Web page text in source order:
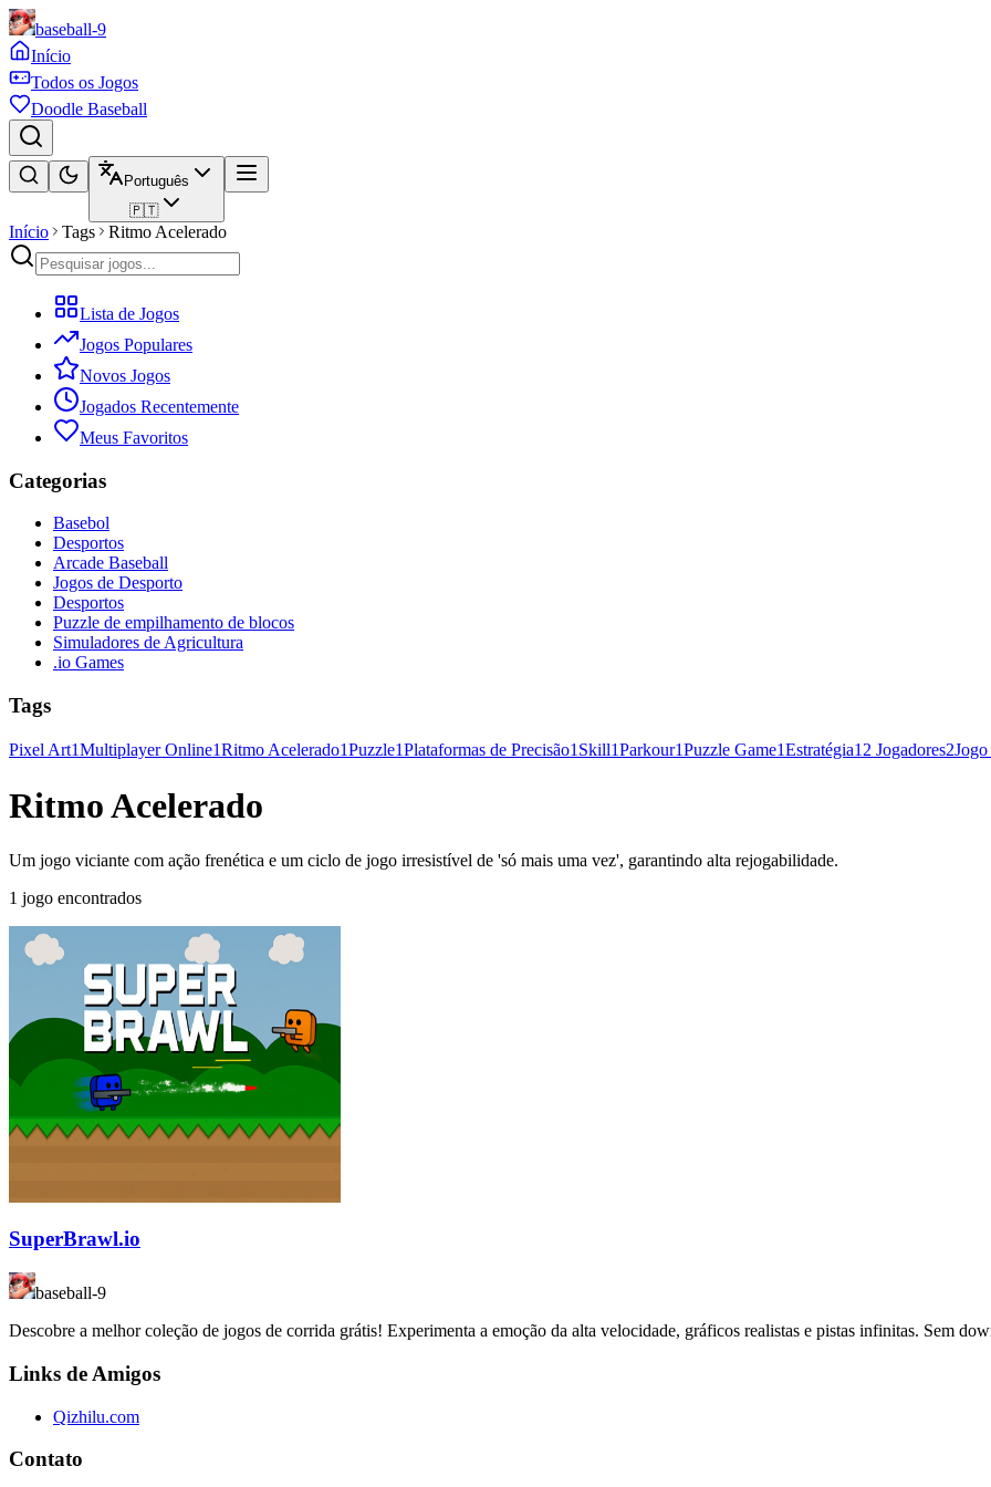
baseball-9
Início
Todos os Jogos
Doodle Baseball
Português
🇵🇹
Início Tags Ritmo Acelerado
Lista de Jogos
Jogos Populares
Novos Jogos
Jogados Recentemente
Meus Favoritos
Categorias
Basebol
Desportos
Arcade Baseball
Jogos de Desporto
Desportos
Puzzle de empilhamento de blocos
Simuladores de Agricultura
.io Games
Tags
Pixel Art1Multiplayer Online1Ritmo Acelerado1Puzzle1Plataformas de Precisão1 Skill1Parkour1Puzzle Game1Estratégia1 2 Jogadores2Jogo
Ritmo Acelerado
Um jogo viciante com ação frenética e um ciclo de jogo irresistível de 'só mais uma vez', garantindo alta rejogabilidade.
1 jogo encontrados
SuperBrawl.io
baseball-9
Descobre a melhor coleção de jogos de corrida grátis! Experimenta a emoção da alta velocidade, gráficos realistas e pistas infinitas. Sem
Links de Amigos
Qizhilu.com
Contato